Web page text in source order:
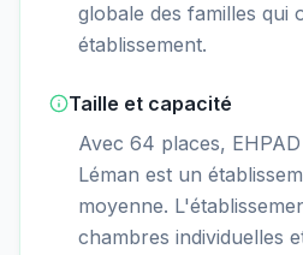
globale des familles qui
établissement.
Taille et capacité
Avec 64 places,
Léman est un
moyenne.
chambres individuelles